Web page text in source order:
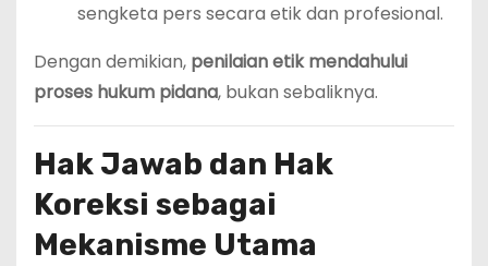
sengketa pers secara etik dan profesional.
Dengan demikian, penilaian etik mendahului
proses hukum pidana, bukan sebaliknya.
Hak Jawab dan Hak
Koreksi sebagai
Mekanisme Utama